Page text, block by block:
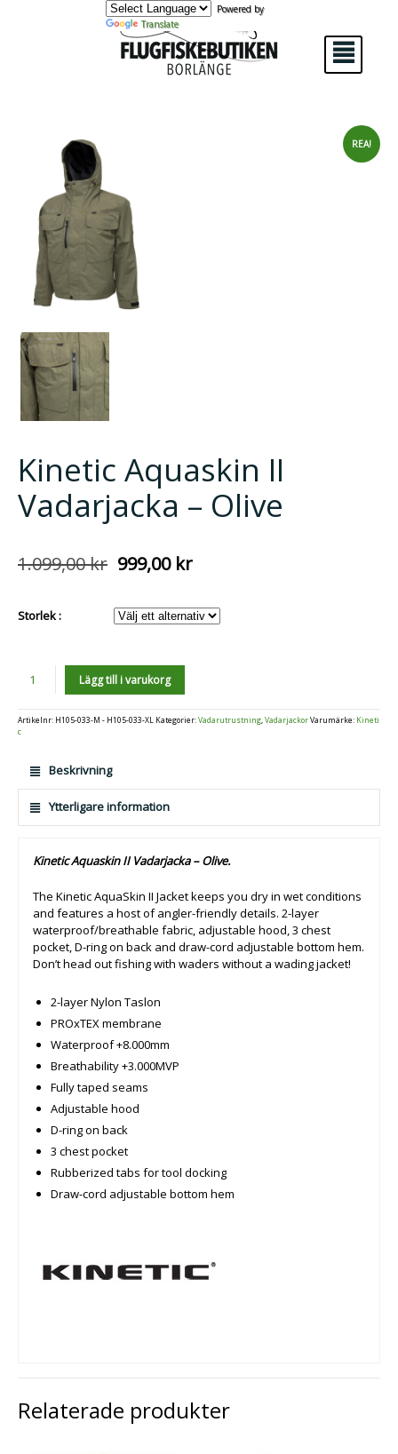
Powered by
Translate
²
REA!
Kinetic Aquaskin II
Vadarjacka – Olive
1.099,00kr
Det
var:
1.099,00 kr.
999,00 krDet
är:
999,00 kr.
Storlek :
Antal Lägg till i varukorg
Artikelnr: H105-033-M - H105-033-XL Kategorier:Vadarutrustning,VadarjackorVarumärke: Kineti
c
Beskrivning
Ytterligare information
Kinetic Aquaskin II Vadarjacka – Olive.
The Kinetic AquaSkin II Jacket keeps you dry in wet conditions
and features a host of angler-friendly details. 2-layer
waterproof/breathable fabric, adjustable hood, 3 chest
pocket, D-ring on back and draw-cord adjustable bottom hem.
Don’t head out fishing with waders without a wading jacket!
2-layer Nylon Taslon
PROxTEX membrane
Waterproof +8.000mm
Breathability +3.000MVP
Fully taped seams
Adjustable hood
D-ring on back
3 chest pocket
Rubberized tabs for tool docking
Draw-cord adjustable bottom hem
Relaterade produkter